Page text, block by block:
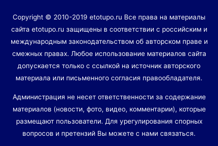
Copyright © 2010-2019 etotupo.ru Все права на материалы
сайта etotupo.ru защищены в соответствии с российским и
международным законодательством об авторском праве и
смежных правах. Любое использование материалов сайта
допускается только с ссылкой на источник авторского
материала или письменного согласия правообладателя.
Администрация не несет ответственности за содержание
материалов (новости, фото, видео, комментарии), которые
размещают пользователи. Для урегулирования спорных
вопросов и претензий Вы можете с нами связаться.